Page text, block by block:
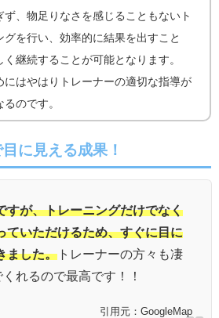
ず、物足りなさを感じることもないト
グを行い、効率的に結果を出すこと
く継続することが可能となります。
にはやはりトレーナーの適切な指導が
るのです。
に見える成果！
すが、トレーニングだけでなく
ていただけるため、すぐに目に
ました。 トレーナーの方々も凄
れるので最高です！！
引用元：GoogleMap